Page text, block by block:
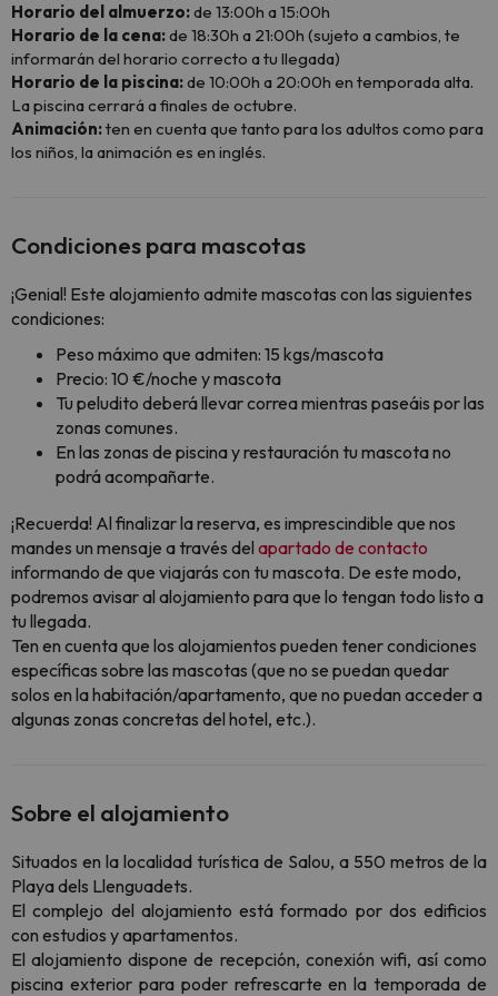
Horario del almuerzo:de 13:00h a 15:00h
Horario de la cena:de 18:30h a 21:00h (sujeto a cambios, te
informarán del horario correcto a tu llegada)
Horario de la piscina:de 10:00h a 20:00h en temporada alta.
La piscina cerrará a finales de octubre.
Animación:ten en cuenta que tanto para los adultos como para
los niños, la animación es en inglés.
Condiciones para mascotas
¡Genial! Este alojamiento admite mascotas con las siguientes
condiciones:
Peso máximo que admiten: 15 kgs/mascota
Precio: 10 €/noche y mascota
Tu peludito deberá llevar correa mientras paseáis por las
zonas comunes.
En las zonas de piscina y restauración tu mascota no
podrá acompañarte.
¡Recuerda! Al finalizar la reserva, es imprescindible que nos
mandes un mensaje a través del apartado de contacto
informando de que viajarás con tu mascota. De este modo,
podremos avisar al alojamiento para que lo tengan todo listo a
tu llegada.
Ten en cuenta que los alojamientos pueden tener condiciones
específicas sobre las mascotas (que no se puedan quedar
solos en la habitación/apartamento, que no puedan acceder a
algunas zonas concretas del hotel, etc.).
Sobre el alojamiento
Situados en la localidad turística de Salou, a 550 metros de la
Playa dels Llenguadets.
El complejo del alojamiento está formado por dos edificios
con estudios y apartamentos.
El alojamiento dispone de recepción, conexión wifi, así como
piscina exterior para poder refrescarte en la temporada de